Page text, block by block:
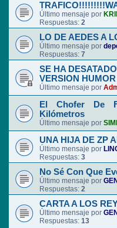
Último mensaje por
Respuestas: 2
LO DE AEDES A
Último mensaje por
Respuestas: 7
SE HA
VERSION HUMOR
Último mensaje por
El Chofer De
Kilómetros
Último mensaje por
UNA HIJA DE ZP
Último mensaje por
Respuestas: 3
No Sé Con Que
Último mensaje por
Respuestas: 2
CARTA A LOS
Último mensaje por
Respuestas: 13